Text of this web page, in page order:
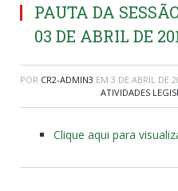
PAUTA DA
03 DE ABRIL DE
POR CR2-ADMIN3 EM 3 DE ABRIL DE
ATIVIDADES
Clique aqui para